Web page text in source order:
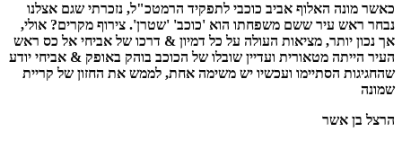
כאשר מונה האלוף אביב כוכבי לתפקיד הרמטכ"ל, נזכרתי שגם אצלנו
נבחר ראש עיר ששם משפחתו הוא 'כוכב' 'שטרן'. צירוף מקרים? אולי,
אך נכון יותר, מציאות העולה על כל דמיון & דרכו של אביחי אל כס ראש
העיר הייתה מטאורית ועדיין שובלו של הכוכב בוהק באופק & אביחי יודע
שהחגיגות הסתיימו ועכשיו יש משימה אחת, לממש את החזון של קריית
שמונה
הרצל בן אשר